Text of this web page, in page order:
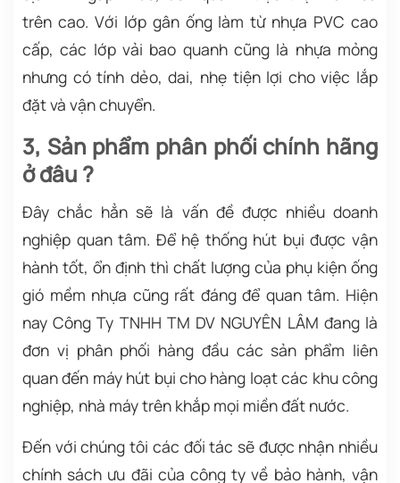
trên cao. Với lớp gân ống làm từ nhựa PVC cao
cấp, các lớp vải bao quanh cũng là nhựa mỏng
nhưng có tính dẻo, dai, nhẹ tiện lợi cho việc lắp
đặt và vận chuyển.
3, Sản phẩm phân phối chính hãng
ở đâu ?
Đây chắc hẳn sẽ là vấn đề được nhiều doanh
nghiệp quan tâm. Để hệ thống hút bụi được vận
hành tốt, ổn định thì chất lượng của phụ kiện ống
gió mềm nhựa cũng rất đáng để quan tâm. Hiện
nay Công Ty TNHH TM DV NGUYÊN LÂM đang là
đơn vị phân phối hàng đầu các sản phẩm liên
quan đến máy hút bụi cho hàng loạt các khu công
nghiệp, nhà máy trên khắp mọi miền đất nước.
Đến với chúng tôi các đối tác sẽ được nhận nhiều
chính sách ưu đãi của công ty về bảo hành, vận